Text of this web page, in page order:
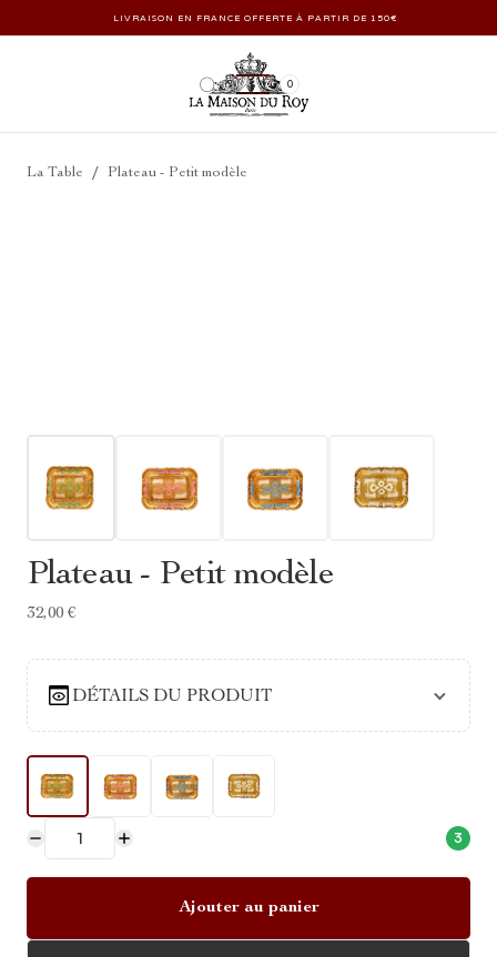
LIVRAISON EN FRANCE OFFERTE À PARTIR DE 150€
0
La Table / Plateau - Petit modèle
Plateau - Petit modèle
32,00 €
DÉTAILS DU PRODUIT
3
Ajouter au panier